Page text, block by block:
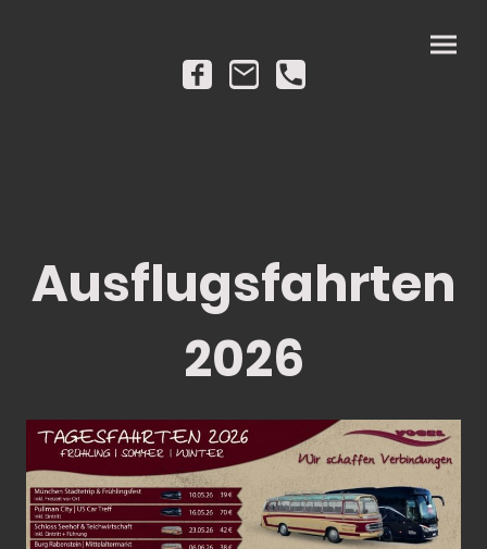
Ausflugsfahrten
2026